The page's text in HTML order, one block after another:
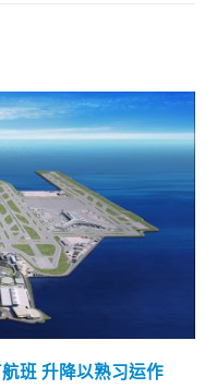
班 升降以熟习运作